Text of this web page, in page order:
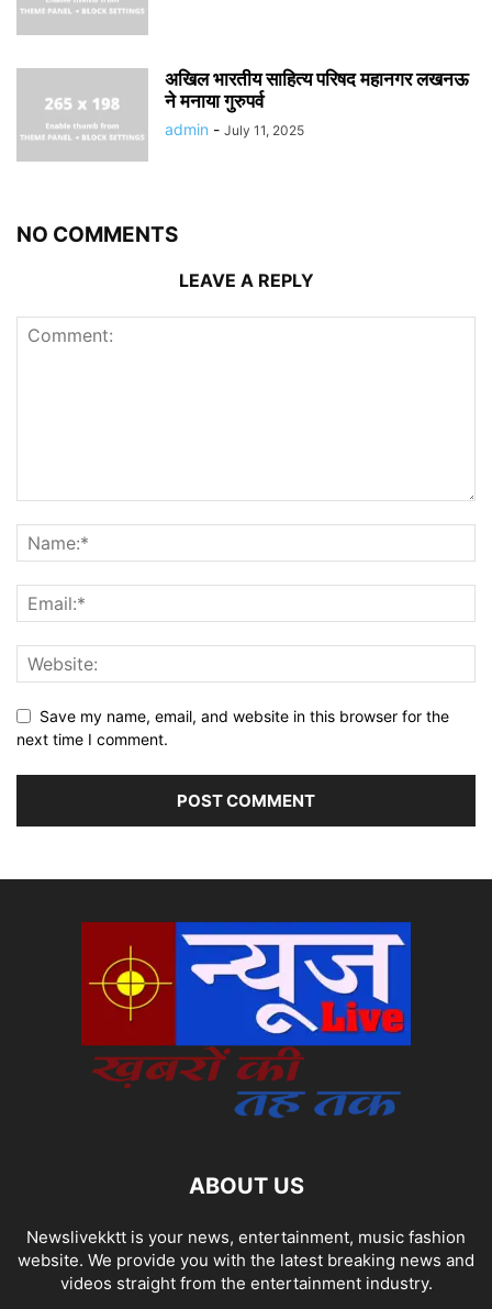
अखिल भारतीय साहित्य परिषद महानगर लखनऊ
ने मनाया गुरुपर्व
admin - July 11, 2025
NO COMMENTS
LEAVE A REPLY
Save my name, email, and website in this browser for the
next time I comment.
ABOUT US
Newslivekktt is your news, entertainment, music fashion
website. We provide you with the latest breaking news and
videos straight from the entertainment industry.